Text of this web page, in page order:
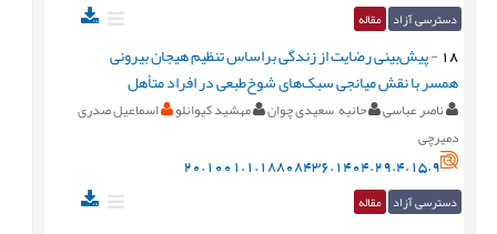
دسترسی آزاد مقاله
18
-پیش‌‌بینی رضایت از زندگی براساس تنظیم هیجان بیرونی
همسر با نقش میانجی سبک‌‌های شوخ‌‌طبعی در افراد متأهل
ناصر عباسی حانیه سعیدی چوان مهشید کیوانلو
اسماعیل صدری
دمیرچی
20.1001.1.18808436.1404.29.4.15.9
دسترسی آزاد مقاله